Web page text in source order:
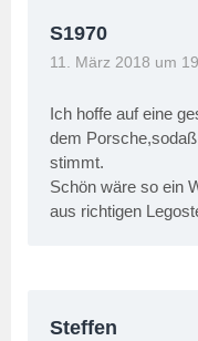
S1970
11. März 2018 um
Ich hoffe auf eine
dem
stimmt.
Schön wäre so ein
aus richtigen
Steffen